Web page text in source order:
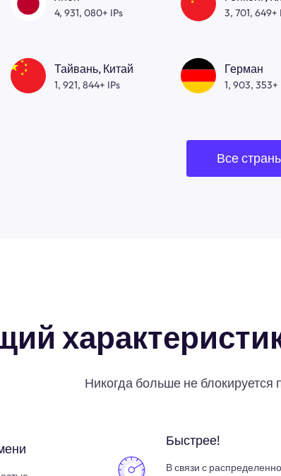
4, 931, 080+ IPs 3, 701, 649+
Тайвань, Китай
1, 921, 844+ IPs
Герман
1, 903, 353+
Все
Никогда больше не блокируется
Быстрее!
В связи с